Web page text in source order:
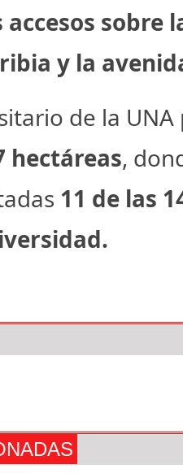
sobre
y la
de la
hectáreas,
11 de las